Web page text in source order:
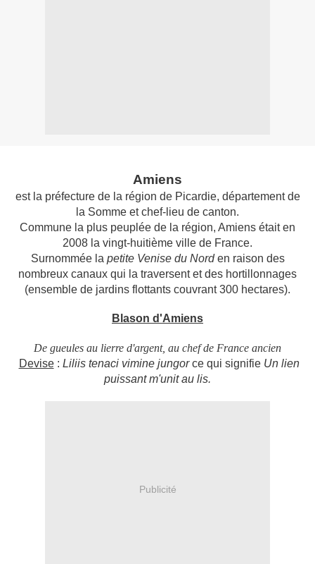
Amiens
est la préfecture de la région de Picardie, département de
la Somme et chef-lieu de canton.
Commune la plus peuplée de la région, Amiens était en
2008 la vingt-huitième ville de France.
Surnommée la petite Venise du Norden raison des
nombreux canaux qui la traversent et des hortillonnages
(ensemble de jardins flottants couvrant 300 hectares).
Blason d'Amiens
De gueules au lierre d'argent, au chef de France ancien
Devise: Liliis tenaci vimine jungorce qui signifie Un lien
puissant m'unit au lis.
Publicité